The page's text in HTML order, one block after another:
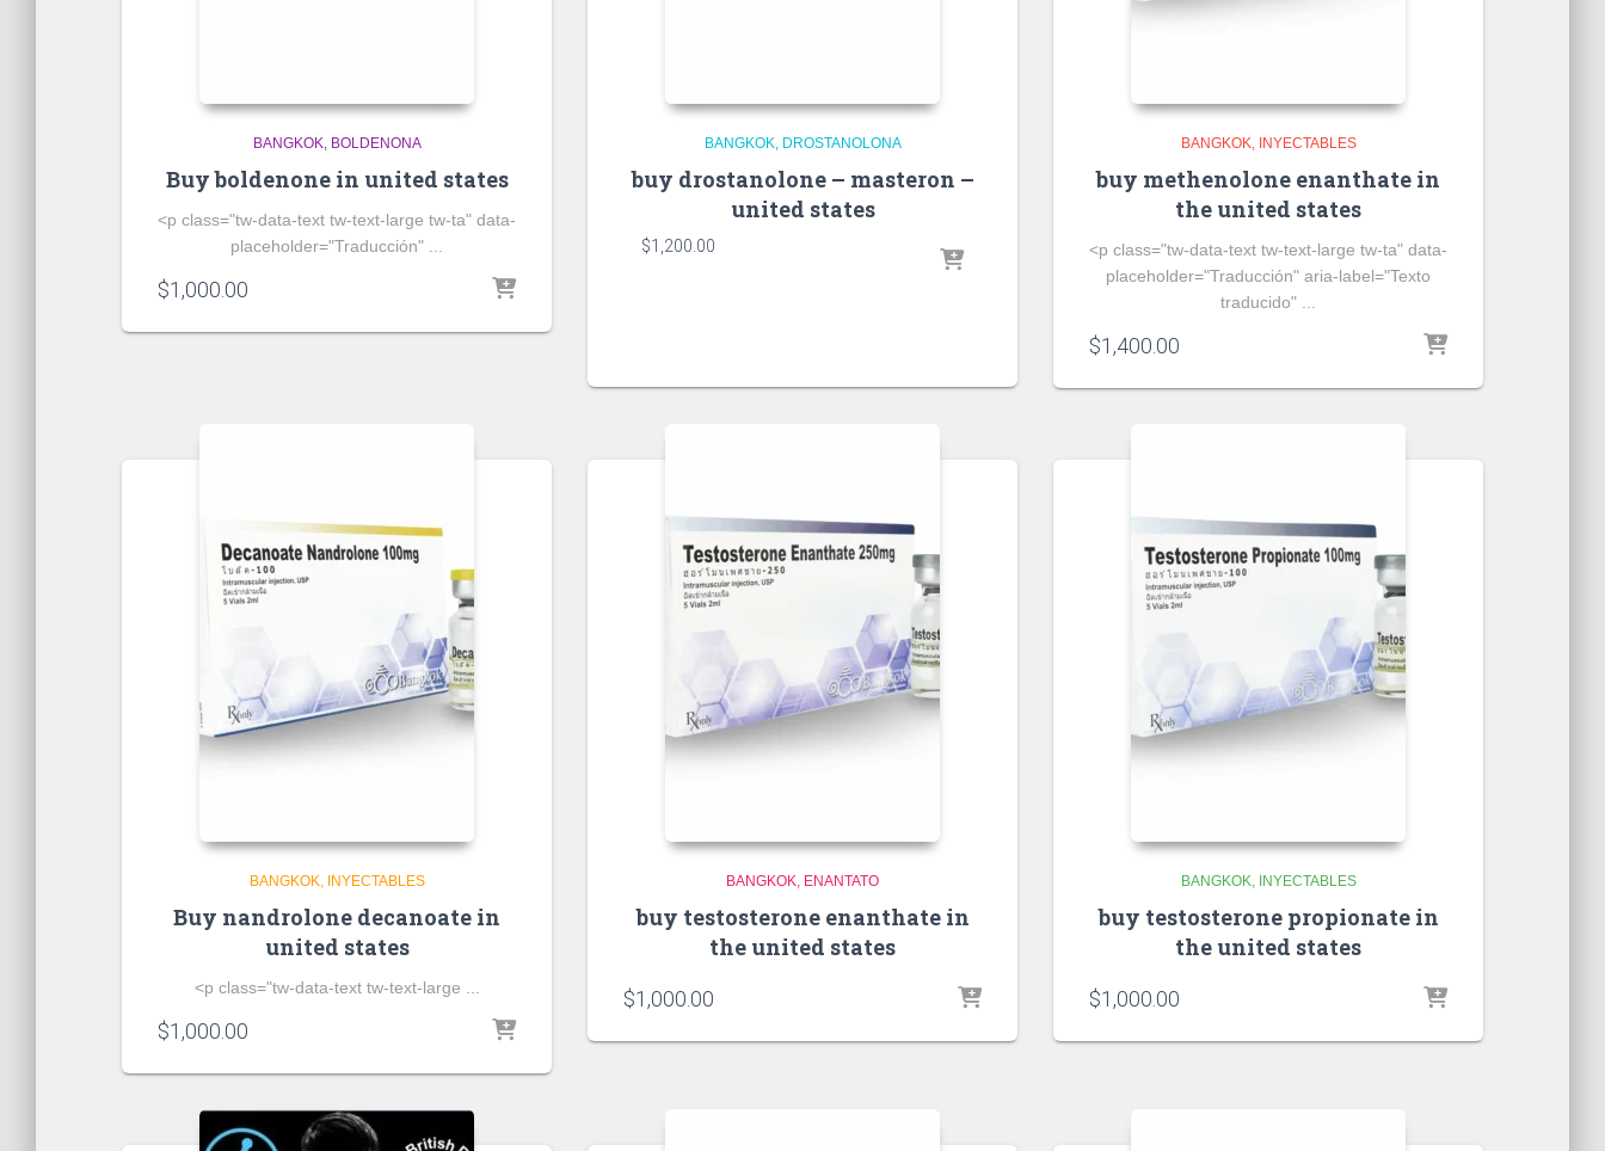
BANGKOK BOLDENONA
Buy boldenone in united states
<p class="tw-data-text tw-text-large tw-ta" data-
placeholder="Traducción" ...
$1,000.00
BANGKOK DROSTANOLONA
buy drostanolone – masteron –
united states
$1,200.00
BANGKOK INYECTABLES
buy methenolone enanthate in
the united states
<p class="tw-data-text tw-text-large tw-ta" data-
placeholder="Traducción" aria-label="Texto
traducido" ...
$1,400.00
BANGKOK INYECTABLES
Buy nandrolone decanoate in
united states
<p class="tw-data-text tw-text-large ...
$1,000.00
BANGKOK ENANTATO
buy testosterone enanthate in
the united states
$1,000.00
BANGKOK INYECTABLES
buy testosterone propionate in
the united states
$1,000.00